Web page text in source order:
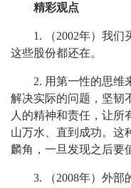
精彩观点
1. （2002年）我们
这些股份都还在。
2. 用第一性的思维
解决实际的问题，坚韧
人的精神和责任，让所
山万水、直到成功。这
麟角，一旦发现之后要
3. （2008年）外部